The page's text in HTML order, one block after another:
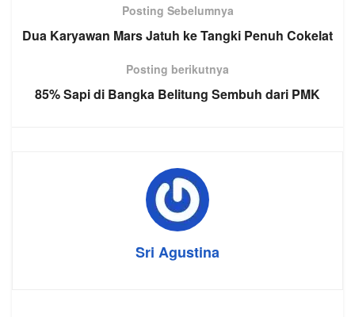
Posting Sebelumnya
Dua Karyawan Mars Jatuh ke Tangki Penuh Cokelat
Posting berikutnya
85% Sapi di Bangka Belitung Sembuh dari PMK
Sri Agustina